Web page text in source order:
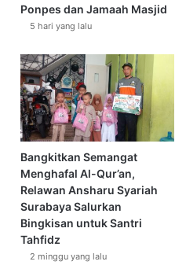
Ponpes dan Jamaah Masjid
5 hari yang lalu
Bangkitkan Semangat
Menghafal Al-Qur’an,
Relawan Ansharu Syariah
Surabaya Salurkan
Bingkisan untuk Santri
Tahfidz
2 minggu yang lalu